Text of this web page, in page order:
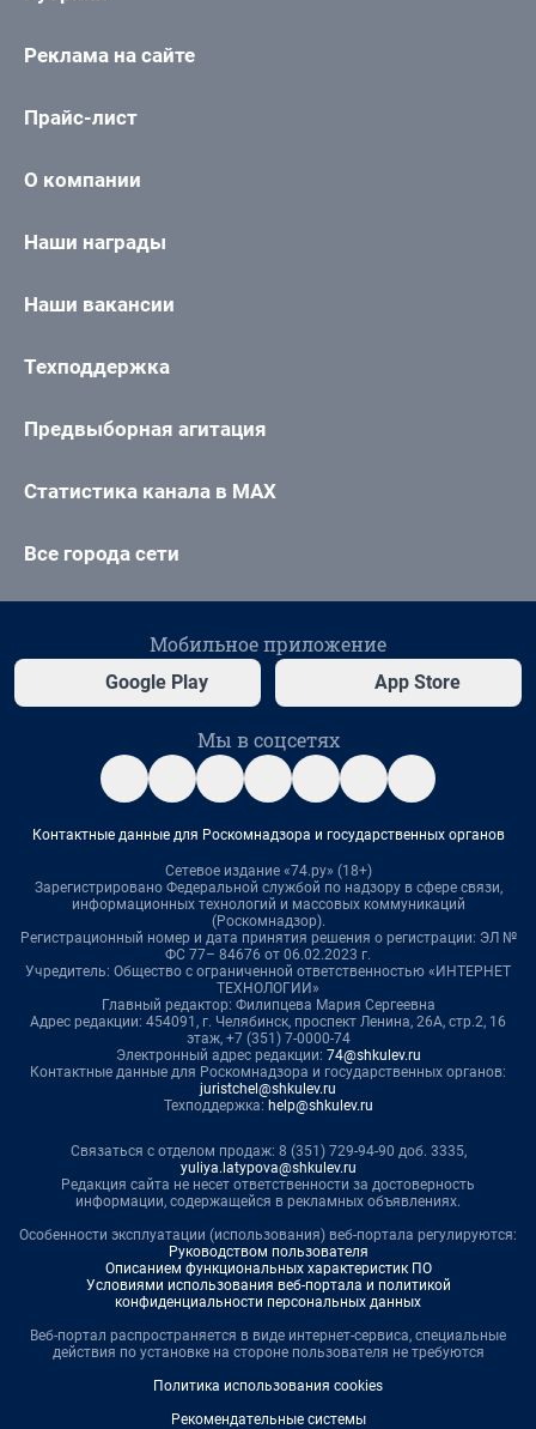
Реклама на сайте
Прайс-лист
О компании
Наши награды
Наши вакансии
Техподдержка
Предвыборная агитация
Статистика канала в MAX
Все города сети
Мобильное приложение
Google Play App Store
Мы в соцсетях
Контактные данные для Роскомнадзора и государственных органов
Сетевое издание «74.ру» (18+)
Зарегистрировано Федеральной службой по надзору в сфере связи,
информационных технологий и массовых коммуникаций
(Роскомнадзор).
Регистрационный номер и дата принятия решения о регистрации: ЭЛ №
ФС 77– 84676 от 06.02.2023 г.
Учредитель: Общество с ограниченной ответственностью «ИНТЕРНЕТ
ТЕХНОЛОГИИ»
Главный редактор: Филипцева Мария Сергеевна
Адрес редакции: 454091, г. Челябинск, проспект Ленина, 26А, стр.2, 16
этаж, +7 (351) 7-0000-74
Электронный адрес редакции: 74@shkulev.ru
Контактные данные для Роскомнадзора и государственных органов:
juristchel@shkulev.ru
Техподдержка: help@shkulev.ru
Связаться с отделом продаж: 8 (351) 729-94-90 доб. 3335,
yuliya.latypova@shkulev.ru
Редакция сайта не несет ответственности за достоверность
информации, содержащейся в рекламных объявлениях.
Особенности эксплуатации (использования) веб-портала регулируются:
Руководством пользователя
Описанием функциональных характеристик ПО
Условиями использования веб-портала и политикой
конфиденциальности персональных данных
Веб-портал распространяется в виде интернет-сервиса, специальные
действия по установке на стороне пользователя не требуются
Политика использования cookies
Рекомендательные системы